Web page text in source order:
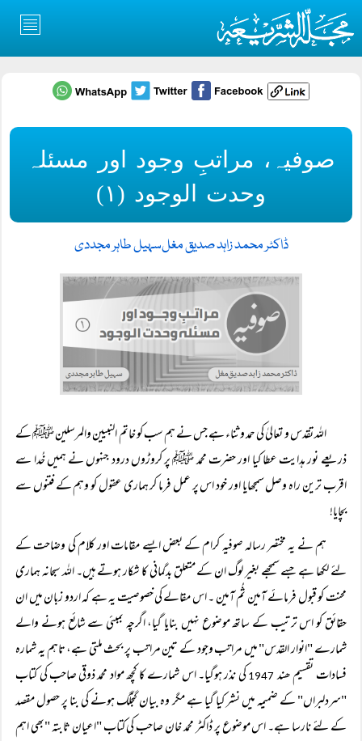
صوفیہ، مراتبِ وجود اور مسئلہ
وحدت الوجود (۱)
ڈاکٹر محمد زاہد صدیق مغلسہیل طاہر مجددی
اللہ تقدس و تعالیٰ کی حمد و ثناء ہے جس نے ہم سب کو خاتم النبیین والمرسلین ﷺ کے
ذریعے نور ہدایت عطا کیا اور حضرت محمد ﷺ پر کروڑوں درود جنہوں نے ہمیں خُدا سے
اقرب ترین راہ وصل سمجھایا اور خود اس پر عمل فرما کر ہماری عقول کو وہم کے فتنوں سے
بچایا!
ہم نے یہ مختصر رسالہ صوفیہ کرام کے بعض ایسے مقامات اور کلام کی وضاحت کے
لئے لکھا ہے جسے سمجھے بغیر لوگ ان کے متعلق بدگمانی کا شکار ہوتے ہیں۔ اللہ سبحانہ ہماری
محنت کو قبول فرمائے آمین ثُم آمین ۔ اس مقالے کی خصوصیت یہ ہے کہ اردو زبان میں ان
حقائق کو اس ترتیب کے ساتھ موضوع نہیں بنایا گیا، اگرچہ بمبئی سے شائع ہونے والے
شمارے "انوار القدس" میں مراتب وجود کے تین مراتب پر بحث ملتی ہے، تاہم یہ شمارہ
فسادات تقسیم ھند1947
کی نذر ہوگیا۔ اس شمارے کا کچھ مواد محمد ذوقی صاحب کی کتاب
"سردلبراں" کے ضمیمہ میں نشر کیا گیا ہے مگر وہ بیان گنجلگ ہونے کی بنا پر حصول مقصد
کے لئے نارسا ہے۔ اس موضوع پر ڈاکٹر محمد خان صاحب کی کتاب "اعیان ثابتہ "بھی اہم